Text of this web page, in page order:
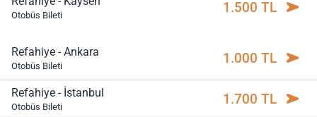
Otobüs Bileti 1.500 TL
Refahiye - Ankara
Otobüs Bileti 1.000 TL
Refahiye - İstanbul
Otobüs Bileti 1.700 TL